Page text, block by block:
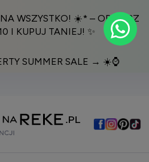
WSZYSTKO! ☀️* – ODBIERZ
I KUPUJ TANIEJ! ✨
SUMMER SALE → ☀️⌚️